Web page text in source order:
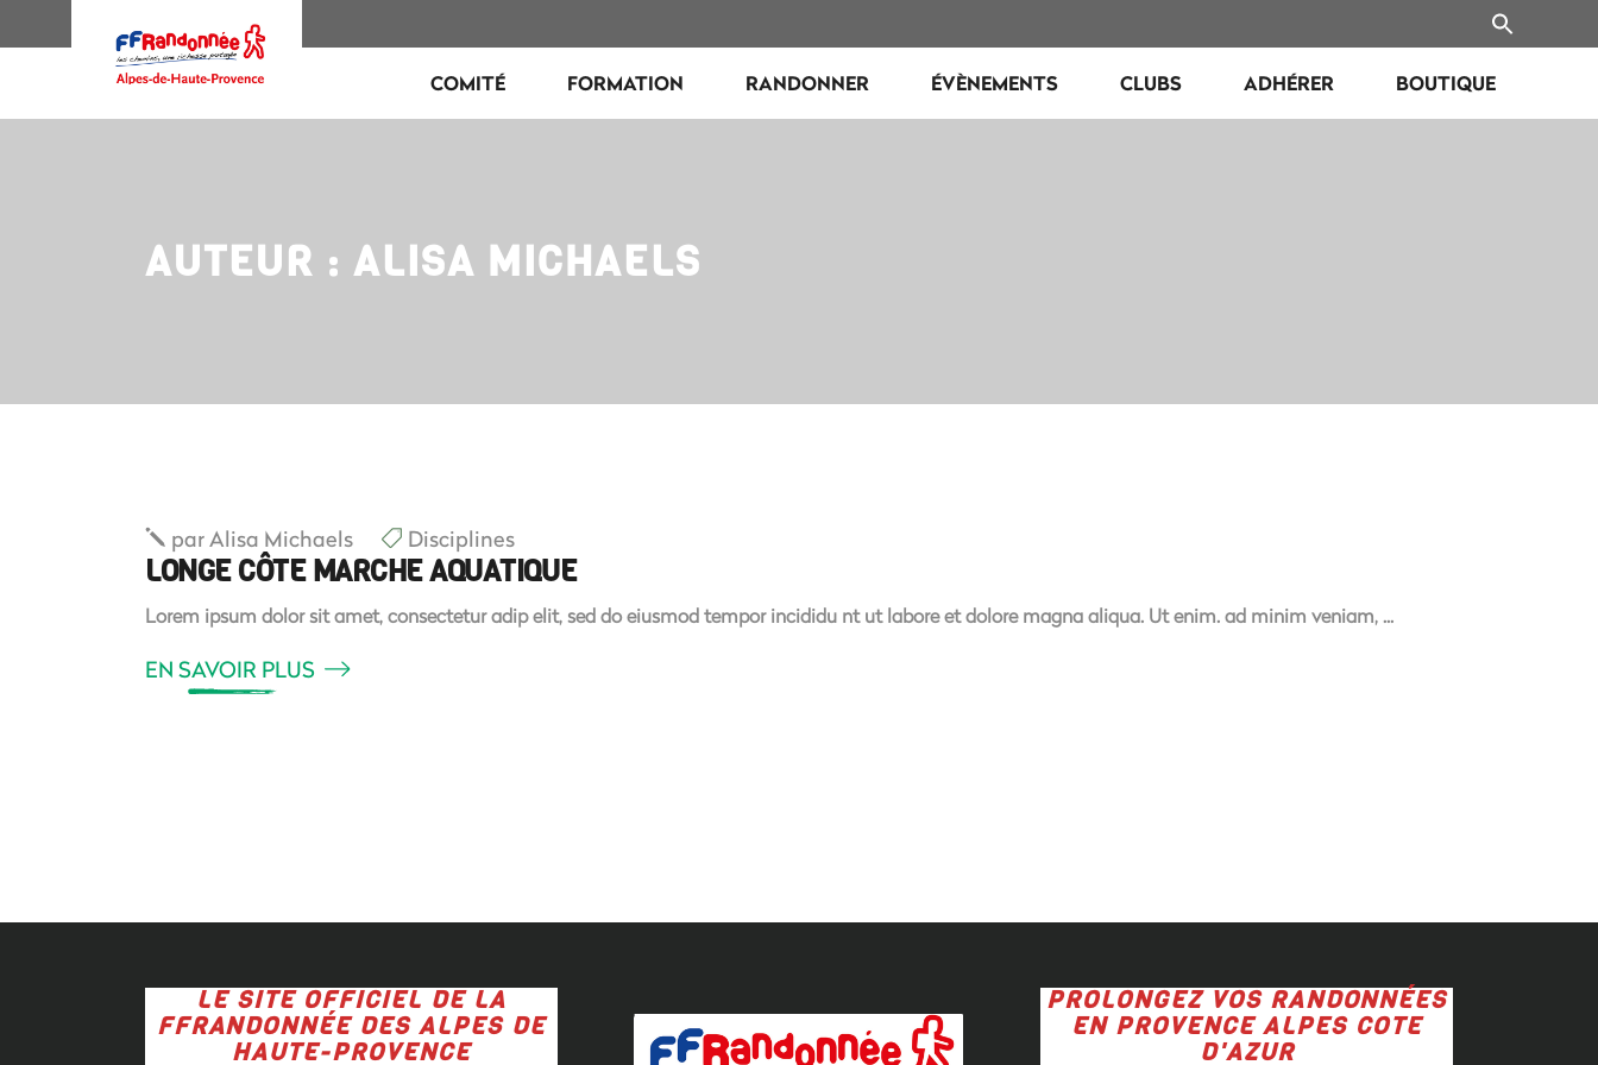
COMITÉ FORMATION RANDONNER ÉVÈNEMENTS CLUBS ADHÉRER BOUTIQUE
AUTEUR : ALISA MICHAELS
parAlisa Michaels Disciplines
LONGE CÔTE MARCHE AQUATIQUE
Lorem ipsum dolor sit amet, consectetur adip elit, sed do eiusmod tempor incididu nt ut labore et dolore magna aliqua. Ut enim. ad minim veniam,
EN SAVOIR PLUS
LE SITE OFFICIEL DE LA
FFRANDONNÉE DES ALPES DE
HAUTE-PROVENCE
PROLONGEZ VOS RANDONNÉES
EN PROVENCE ALPES COTE
D'AZUR